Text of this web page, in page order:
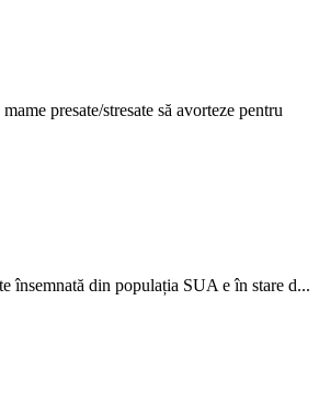
presate/stresate să avorteze pentru
însemnată din populația SUA e în stare d...